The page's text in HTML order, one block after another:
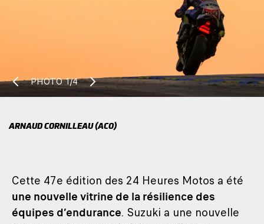
PHOTO1/4
ARNAUD CORNILLEAU (ACO)
Cette 47e édition des 24 Heures Motos a été
une nouvelle vitrine de la résilience des
équipes d’endurance. Suzuki a une nouvelle